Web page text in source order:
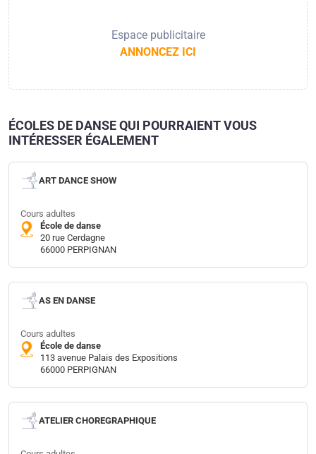
Espace publicitaire
ANNONCEZ ICI
ÉCOLES DE DANSE QUI POURRAIENT VOUS
INTÉRESSER ÉGALEMENT
ART DANCE SHOW
Cours adultes
École de danse
20 rue Cerdagne
66000 PERPIGNAN
AS EN DANSE
Cours adultes
École de danse
113 avenue Palais des Expositions
66000 PERPIGNAN
ATELIER CHOREGRAPHIQUE